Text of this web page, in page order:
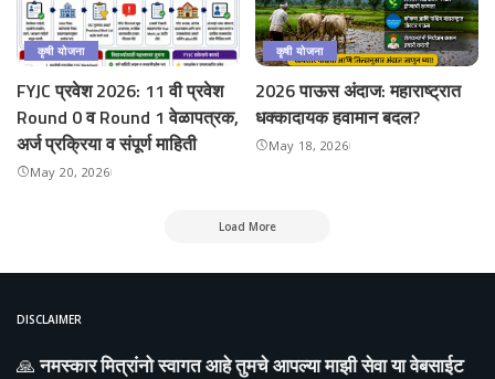
कृषी योजना
FYJC प्रवेश 2026: 11 वी प्रवेश
Round 0 व Round 1 वेळापत्रक,
अर्ज प्रक्रिया व संपूर्ण माहिती
May 20, 2026
कृषी योजना
2026 पाऊस अंदाज: महाराष्ट्रात
धक्कादायक हवामान बदल?
May 18, 2026
Load More
DISCLAIMER
🙏नमस्कार मित्रांनो स्वागत आहे तुमचे आपल्या माझी सेवा या वेबसाईट